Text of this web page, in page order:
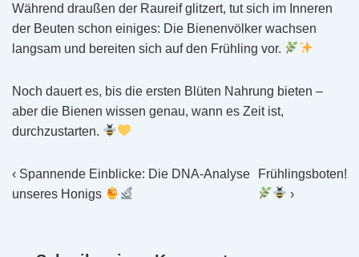
Während draußen der Raureif glitzert, tut sich im Inneren
der Beuten schon einiges: Die Bienenvölker wachsen
langsam und bereiten sich auf den Frühling vor.
Noch dauert es, bis die ersten Blüten Nahrung bieten –
aber die Bienen wissen genau, wann es Zeit ist,
durchzustarten.
Beitragsnavigation
Vorheriger
Beitrag
‹ Spannende Einblicke: Die DNA-Analyse
unseres Honigs
Nächster
Beitrag
Frühlingsboten!
›